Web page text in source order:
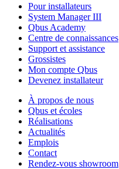
Pour installateurs
System Manager III
Qbus Academy
Centre de connaissances
Support et assistance
Grossistes
Mon compte Qbus
Devenez installateur
À propos de nous
Qbus et écoles
Réalisations
Actualités
Emplois
Contact
Rendez-vous showroom